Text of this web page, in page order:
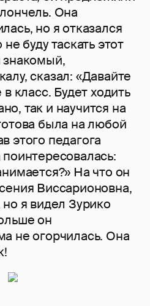
Она
но я отказался
буду таскать этот
знакомый,
сказал: «Давайте
класс. Будет ходить
так и научится на
была на любой
этого педагога
На что он
Виссарионовна,
я видел Зурико
он
не огорчилась. Она